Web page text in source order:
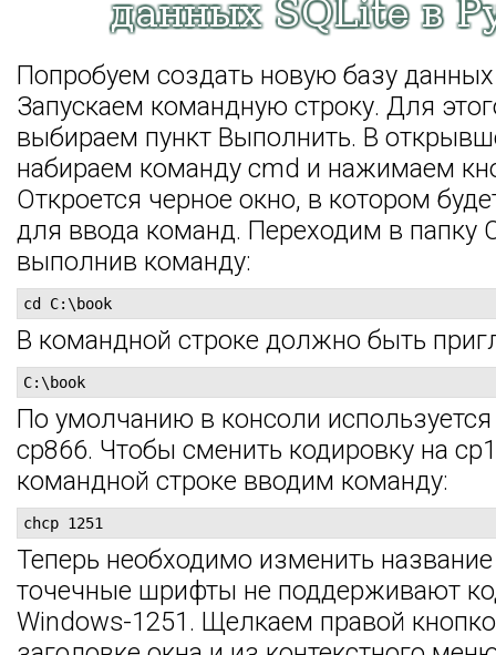
Попробуем создать новую базу
Запускаем командную строку. Для
выбираем пункт Выполнить. В
набираем команду cmd и нажимаем
Откроется черное окно, в котором
для ввода команд. Переходим в папку
выполнив команду:
cd C:\book
В командной строке должно быть
C:\book
По умолчанию в консоли
cp866. Чтобы сменить кодировку на
командной строке вводим команду:
chcp 1251
Теперь необходимо изменить
точечные шрифты не поддерживают
Windows-1251. Щелкаем правой